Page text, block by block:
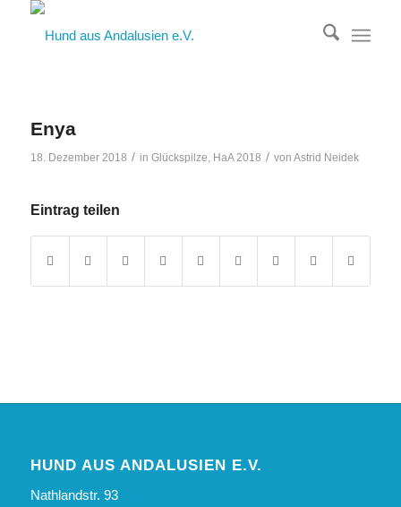
Enya
18. Dezember 2018 / in Glückspilze, HaA 2018 / von Astrid Neidek
Eintrag teilen
HUND AUS ANDALUSIEN E.V.
Nathlandstr. 93